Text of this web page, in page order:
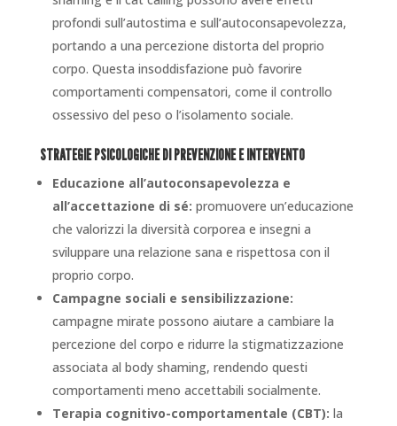
profondi sull’autostima e sull’autoconsapevolezza,
portando a una percezione distorta del proprio
corpo. Questa insoddisfazione può favorire
comportamenti compensatori, come il controllo
ossessivo del peso o l’isolamento sociale.
STRATEGIE PSICOLOGICHE DI PREVENZIONE E INTERVENTO
Educazione all’autoconsapevolezza e
all’accettazione di sé: promuovere un’educazione
che valorizzi la diversità corporea e insegni a
sviluppare una relazione sana e rispettosa con il
proprio corpo.
Campagne sociali e sensibilizzazione:
campagne mirate possono aiutare a cambiare la
percezione del corpo e ridurre la stigmatizzazione
associata al body shaming, rendendo questi
comportamenti meno accettabili socialmente.
Terapia cognitivo-comportamentale (CBT): la